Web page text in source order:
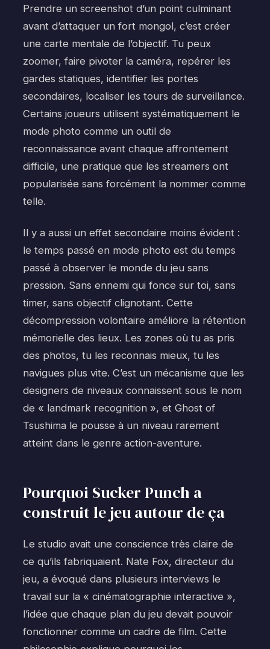
Prendre un screenshot d’un point culminant
avant d’attaquer un fort mongol, c’est créer
une carte mentale de l’objectif. Tu peux
zoomer, faire pivoter la caméra, repérer les
gardes statiques, identifier les portes
secondaires, localiser les tours de surveillance.
Certains joueurs utilisent systématiquement le
mode photo comme un outil de
reconnaissance avant chaque affrontement
difficile, une pratique que les streamers ont
popularisée sans forcément la nommer comme
telle.
Il y a aussi un effet secondaire moins évident :
le temps passé en mode photo est du temps
passé à observer le monde du jeu sans
pression. Sans ennemi qui fonce sur toi, sans
timer, sans objectif clignotant. Cette
décompression volontaire améliore la rétention
mémorielle des lieux. Les zones où tu as pris
des photos, tu les reconnais mieux, tu les
navigues plus vite. C’est un mécanisme que les
designers de niveaux connaissent sous le nom
de « landmark recognition », et Ghost of
Tsushima le pousse à un niveau rarement
atteint dans le genre action-aventure.
Pourquoi Sucker Punch a
construit le jeu autour de ça
Le studio avait une conscience très claire de
ce qu’ils fabriquaient. Nate Fox, directeur du
jeu, a évoqué dans plusieurs interviews le
travail sur la « cinématographie interactive »,
l’idée que chaque plan du jeu devait pouvoir
fonctionner comme un cadre de film. Cette